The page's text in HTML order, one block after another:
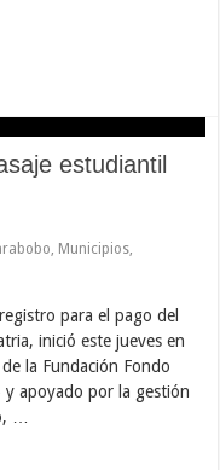
estudiantil
Municipios
para el pago del
inició este jueves en
la Fundación Fondo
apoyado por la gestión
…